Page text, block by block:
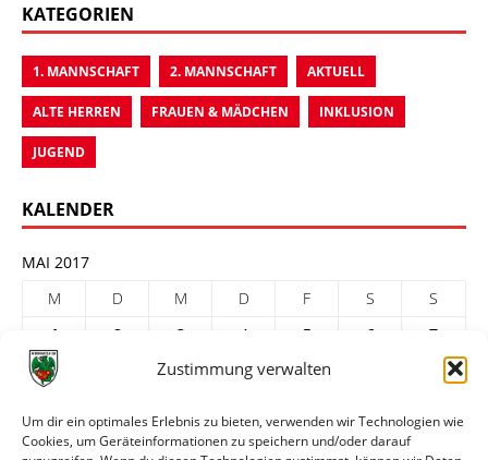
Zustimmung verwalten
Um dir ein optimales Erlebnis zu bieten, verwenden wir Technologien wie
Cookies, um Geräteinformationen zu speichern und/oder darauf
KATEGORIEN
1. MANNSCHAFT 2. MANNSCHAFT AKTUELL
ALTE HERREN FRAUEN & MÄDCHEN INKLUSION
JUGEND
KALENDER
MAI 2017
M
D M D F S
S
1
2 3 4 5 6
7
8
10 11 12
22
23 24 25 26 27